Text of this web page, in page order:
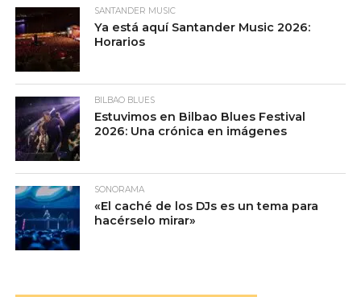
SANTANDER MUSIC
Ya está aquí Santander Music 2026:
Horarios
BILBAO BLUES
Estuvimos en Bilbao Blues Festival
2026: Una crónica en imágenes
SONORAMA
«El caché de los DJs es un tema para
hacérselo mirar»